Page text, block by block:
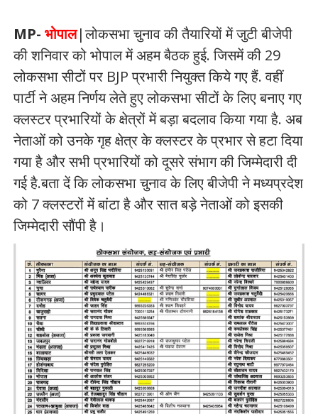
MP- भोपाल|लोकसभा चुनाव की तैयारियों में जुटी बीजेपी
की शनिवार को भोपाल में अहम बैठक हुई. जिसमें की 29
लोकसभा सीटों पर BJP प्रभारी नियुक्त किये गए हैं. वहीं
पार्टी ने अहम निर्णय लेते हुए लोकसभा सीटों के लिए बनाए गए
क्लस्टर प्रभारियों के क्षेत्रों में बड़ा बदलाव किया गया है. अब
नेताओं को उनके गृह क्षेत्र के क्लस्टर के प्रभार से हटा दिया
गया है और सभी प्रभारियों को दूसरे संभाग की जिम्मेदारी दी
गई है.बता दें कि लोकसभा चुनाव के लिए बीजेपी ने मध्यप्रदेश
को 7 क्लस्टरों में बांटा है और सात बड़े नेताओं को इसकी
जिम्मेदारी सौंपी है।